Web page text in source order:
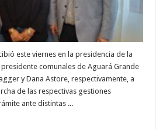
este viernes en la presidencia de la
comunales de Aguará Grande
y Dana Astore, respectivamente, a
de las respectivas gestiones
ante distintas ...